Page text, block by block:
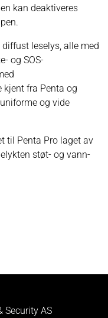
kan deaktiveres
leselys, alle med
og SOS-
fra Penta og
og vide
til Penta Pro laget av
støt- og vann-
Security AS